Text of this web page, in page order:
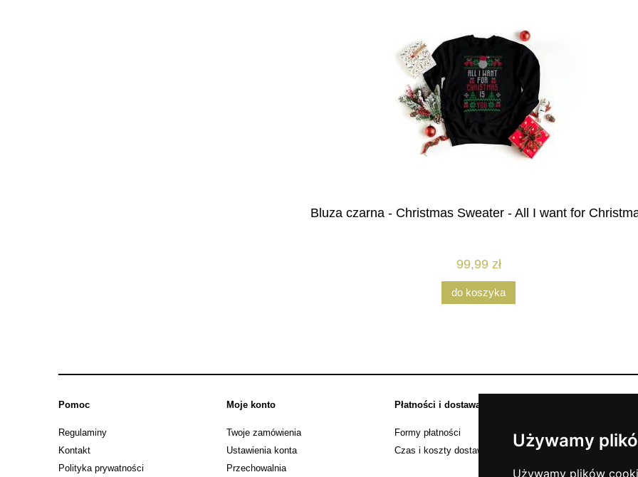
Używamy
Używamy plików
Bluza czarna - Christmas Sweater - All I want for
99,99 zł
do koszyka
Pomoc
Regulaminy
Kontakt
Polityka prywatności
Moje konto
Twoje zamówienia
Ustawienia konta
Przechowalnia
Płatności i dostawa
Formy płatności
Czas i koszty dostawy
Zwroty i reklamacje
Mapa strony